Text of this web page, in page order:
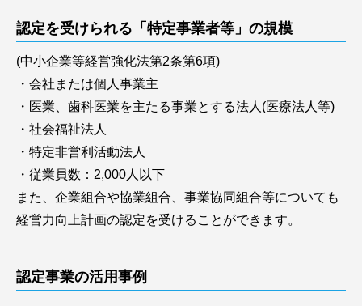
認定を受けられる「特定事業者等」の規模
(中小企業等経営強化法第2条第6項)
・会社または個人事業主
・医業、歯科医業を主たる事業とする法人(医療法人等)
・社会福祉法人
・特定非営利活動法人
・従業員数：2,000人以下
また、企業組合や協業組合、事業協同組合等についても
経営力向上計画の認定を受けることができます。
認定事業の活用事例